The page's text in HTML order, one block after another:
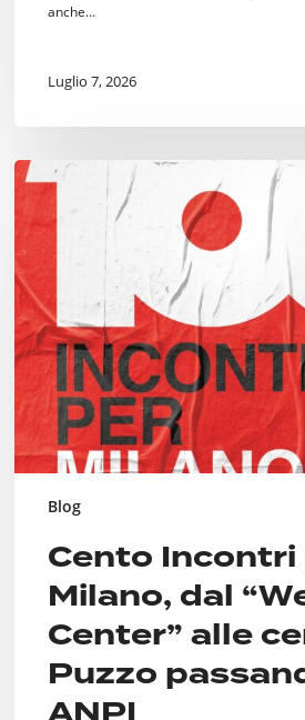
anche…
Luglio 7, 2026
Blog
Cento
per
dal
“Welcome
Center”
alle
ceramiche
Puzzo
passando
ANPI
Cento Incontri
Milano, dal
Center” alle
Puzzo